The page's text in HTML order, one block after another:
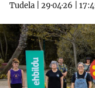
Tudela
29·04·26